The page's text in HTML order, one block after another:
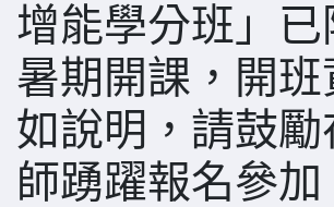
增能學分班」已
暑期開課，開班
如說明，請鼓勵
師踴躍報名參加